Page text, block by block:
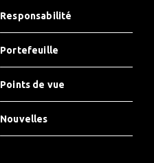
Responsabilité
Portefeuille
Points de vue
Nouvelles